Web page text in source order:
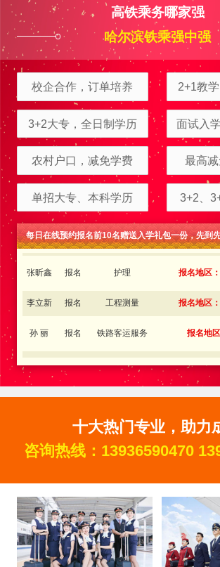
高铁乘务哪家强
哈尔滨铁乘强中强
校企合作，订单培养 2+1教
3+2大专，全日制学历 面试入
农村户口，减免学费 最高
单招大专、本科学历 3+2、
每日在线预约报名前10名赠送入学礼包一份，先到
周立可 报名 电子商务 报名地
富大龙 报名 工程测量 报名地区
金旭东 报名 铁路客运服务 报名地
张昕鑫 报名 护理 报名地区
王中琪 报名 铁路客运服务 报名地
报名 电子商务 报名地
张丽丽 报名 航空服务 报名地区
胡峰 报名 工业机器人 报名地
周立可 报名 电子商务 报名地
十大热门专业，助力
咨询热线： 13936590470